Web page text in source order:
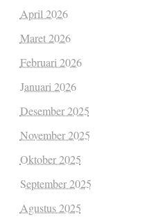
April 2026
Maret 2026
Februari 2026
Januari 2026
Desember 2025
November 2025
Oktober 2025
September 2025
Agustus 2025